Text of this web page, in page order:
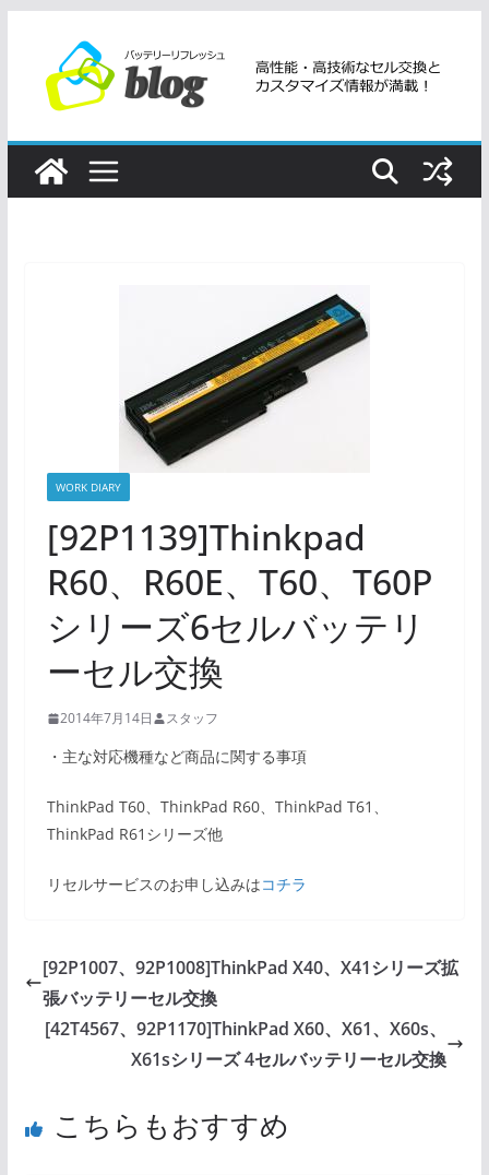
ツ
WORK DIARY
[92P1139]Thinkpad
R60、R60E、T60、T60P
シリーズ6セルバッテリ
ーセル交換
2014年7月14日 スタッフ
・主な対応機種など商品に関する事項
ThinkPad T60、ThinkPad R60、ThinkPad T61、
ThinkPad R61シリーズ他
リセルサービスのお申し込みはコチラ
[92P1007、92P1008]ThinkPad X40、X41シリーズ拡
張バッテリーセル交換
[42T4567、92P1170]ThinkPad X60、X61、X60s、
X61sシリーズ 4セルバッテリーセル交換
こちらもおすすめ